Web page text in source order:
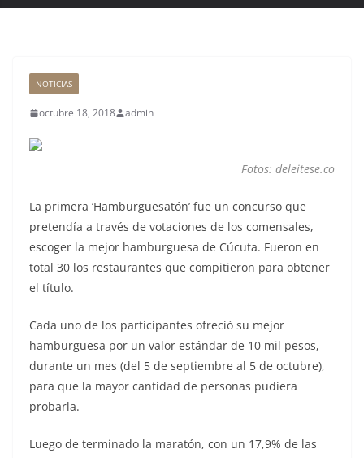
NOTICIAS
octubre 18, 2018 admin
Fotos: deleitese.co
La primera ‘Hamburguesatón’ fue un concurso que
pretendía a través de votaciones de los comensales,
escoger la mejor hamburguesa de Cúcuta. Fueron en
total 30 los restaurantes que compitieron para obtener
el título.
Cada uno de los participantes ofreció su mejor
hamburguesa por un valor estándar de 10 mil pesos,
durante un mes (del 5 de septiembre al 5 de octubre),
para que la mayor cantidad de personas pudiera
probarla.
Luego de terminado la maratón, con un 17,9% de las